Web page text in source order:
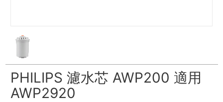
PHILIPS 濾水芯 AWP200 適用
AWP2920